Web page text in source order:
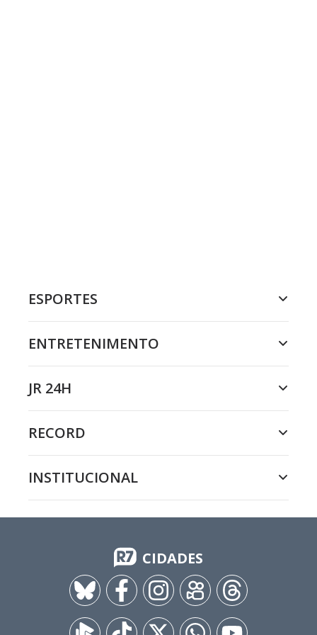
ESPORTES
ENTRETENIMENTO
JR 24H
RECORD
INSTITUCIONAL
CIDADES